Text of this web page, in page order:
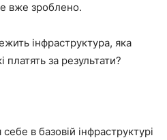
вже зроблено.
інфраструктура, яка
платять за результати?
в базовій інфраструктурі